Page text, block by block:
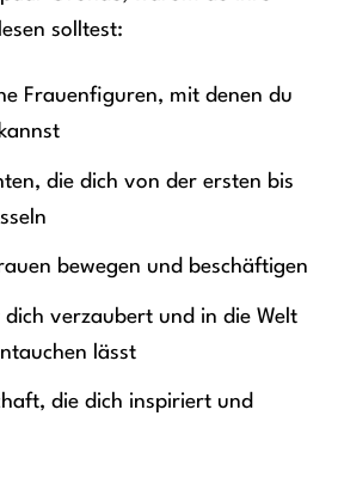
solltest:
Frauenfiguren, mit denen du
die dich von der ersten bis
bewegen und beschäftigen
dich verzaubert und in die Welt
lässt
die dich inspiriert und